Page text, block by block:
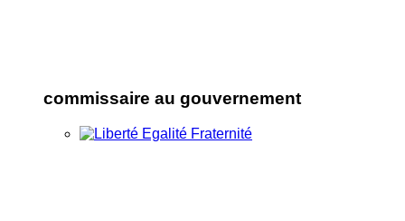
commissaire au gouvernement